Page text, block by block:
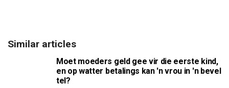
Similar articles
Moet moeders geld gee vir die eerste kind,
en op watter betalings kan 'n vrou in 'n bevel
tel?